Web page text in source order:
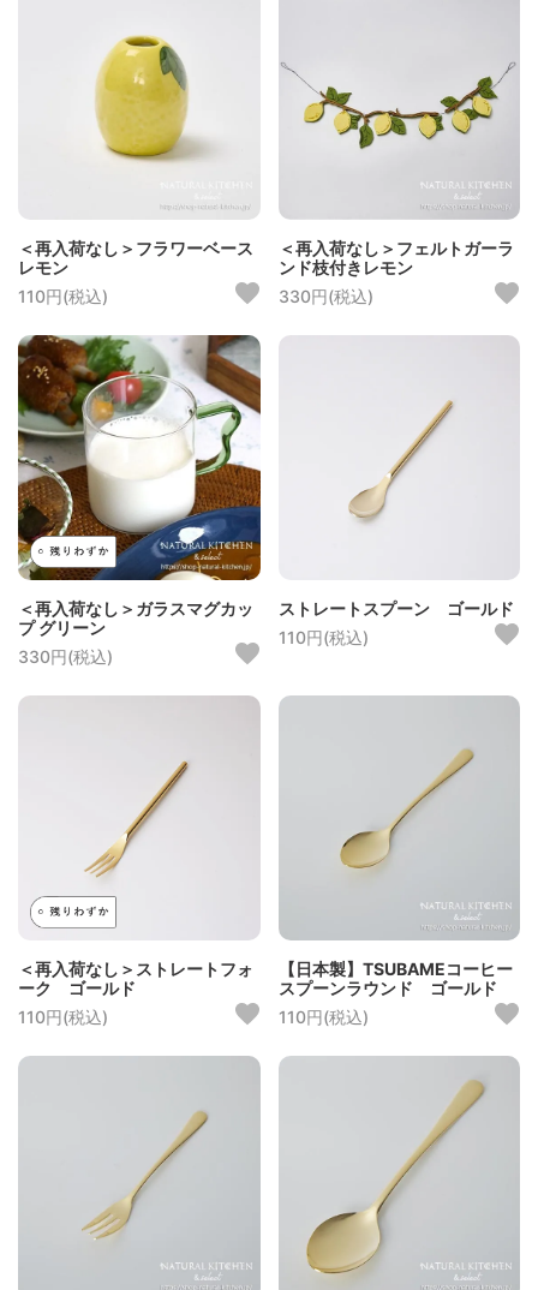
＜再入荷なし＞フラワーベース
レモン
110円(税込)
＜再入荷なし＞フェルトガーラ
ンド枝付きレモン
330円(税込)
＜再入荷なし＞ガラスマグカッ
プ グリーン
330円(税込)
ストレートスプーン ゴールド
110円(税込)
＜再入荷なし＞ストレートフォ
ーク ゴールド
110円(税込)
【日本製】TSUBAMEコーヒー
スプーンラウンド ゴールド
110円(税込)